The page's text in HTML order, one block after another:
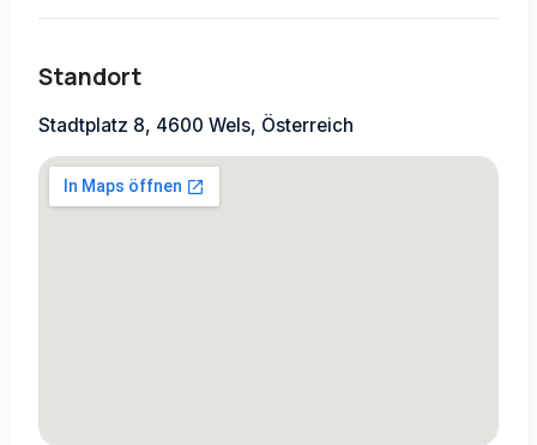
Standort
Stadtplatz 8, 4600 Wels, Österreich